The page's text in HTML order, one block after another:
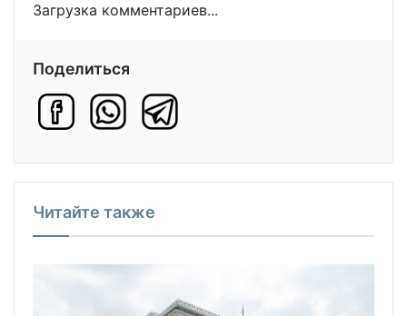
Загрузка комментариев...
Поделиться
Читайте также